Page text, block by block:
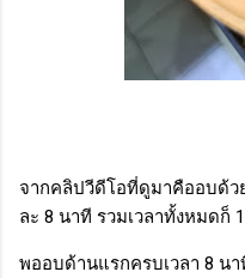
จากคลิปวีดีโอที่ดูมาคืออบด้ว
ละ 8 นาที รวมเวลาทั้งหมดก็
พออบด้านแรกครบเวลา 8 น